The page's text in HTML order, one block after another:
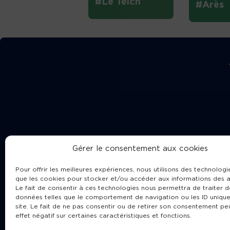
Gérer le consentement aux cookies
Pour offrir les meilleures expériences, nous utilisons des
que les cookies pour stocker et/ou accéder aux informations des
Le fait de consentir à ces technologies nous permettra de traiter
données telles que le comportement de navigation ou les ID
site. Le fait de ne pas consentir ou de retirer son consentement
effet négatif sur certaines caractéristiques et fonctions.
#Le Teich #Arès